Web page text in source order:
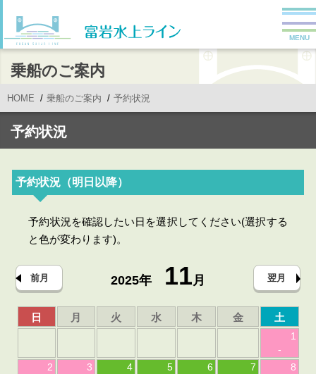
MENU
乗船のご案内
HOME 乗船のご案内 予約状況
予約状況
予約状況（明日以降）
予約状況を確認したい日を選択してください(選択する
と色が変わります)。
前月 2025年 11月 翌月
日 月 火 水 木 金 土
1
-
2
3
4
5
6
7
8